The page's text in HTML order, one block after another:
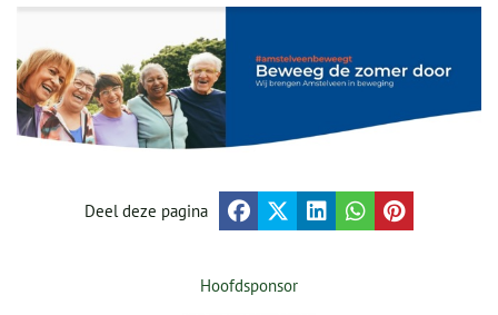
Deel deze pagina
Hoofdsponsor